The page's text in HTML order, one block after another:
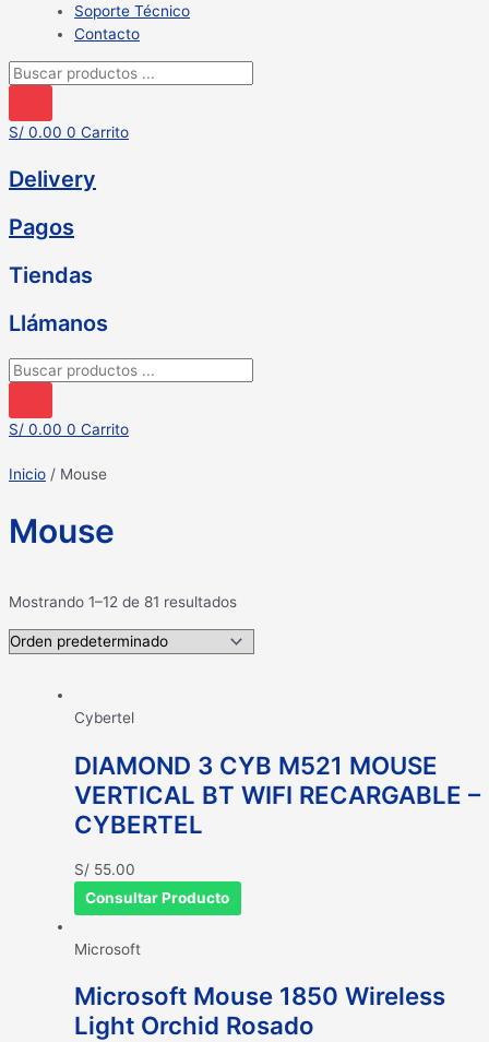
Soporte Técnico
Contacto
Búsqueda
productos
S/ 0.00 0 Carrito
Delivery
Pagos
Tiendas
Llámanos
Búsqueda
productos
S/ 0.00 0 Carrito
Inicio / Mouse
Mouse
Mostrando 1–12 de 81 resultados
Cybertel
DIAMOND 3 CYB M521 MOUSE
VERTICAL BT WIFI RECARGABLE –
CYBERTEL
S/ 55.00
Consultar Producto
Microsoft
Microsoft Mouse 1850 Wireless
Light Orchid Rosado